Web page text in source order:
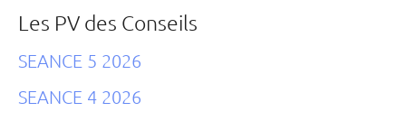
Les PV des Conseils
SEANCE 5 2026
SEANCE 4 2026